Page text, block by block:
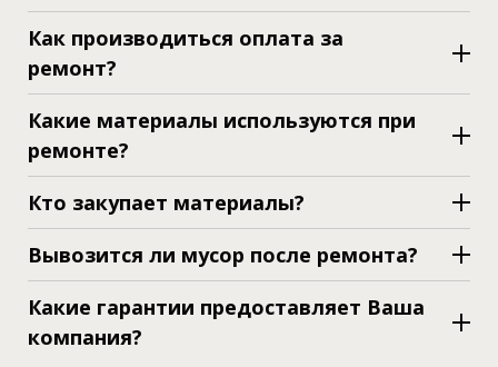
Как производиться оплата за
ремонт?
Какие материалы используются при
ремонте?
Кто закупает материалы?
Вывозится ли мусор после ремонта?
Какие гарантии предоставляет Ваша
компания?